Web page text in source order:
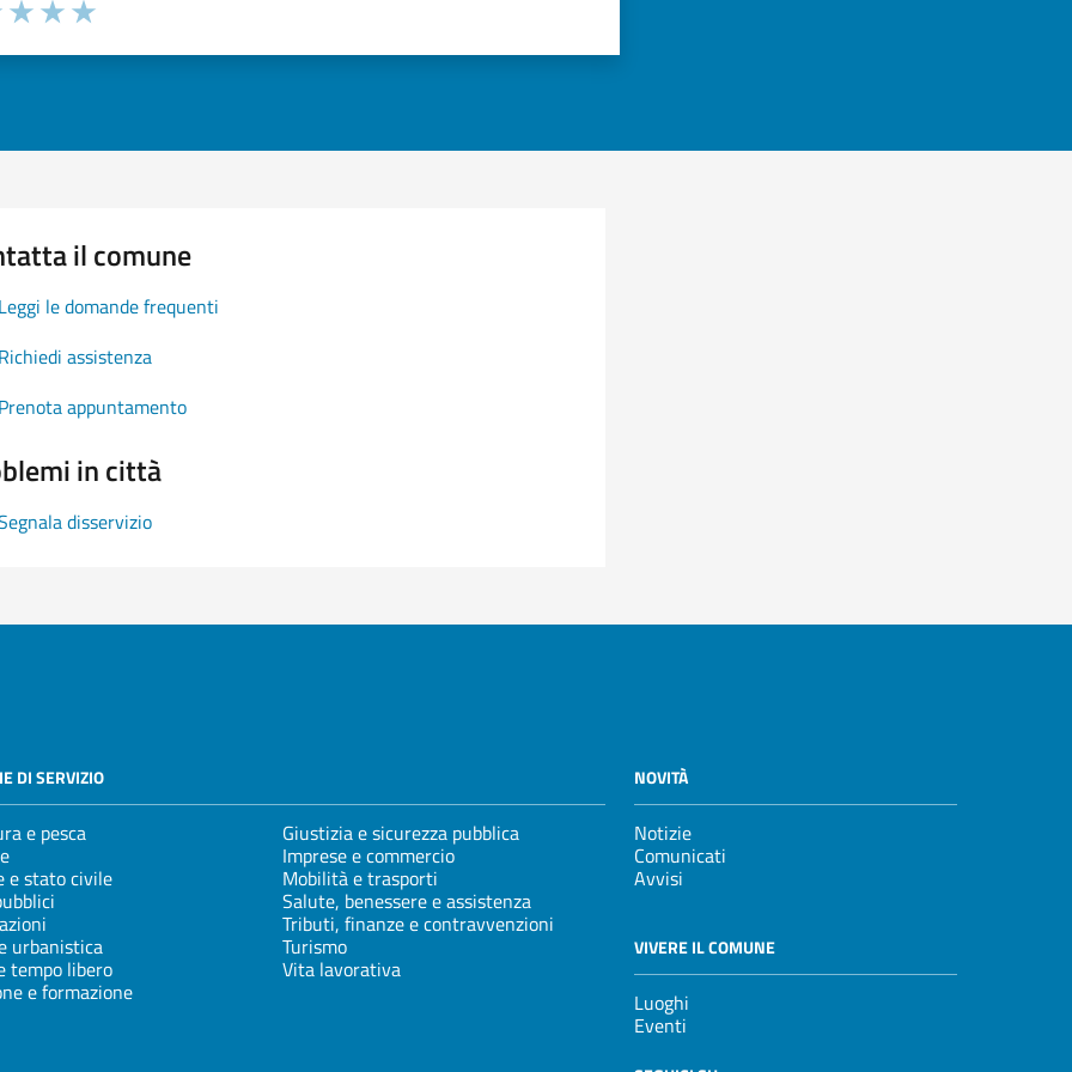
il comune
le domande frequenti
assistenza
appuntamento
in città
disservizio
DI SERVIZIO
e pesca
e stato civile
urbanistica
tempo libero
e formazione
Giustizia e sicurezza pubblica
Imprese e commercio
Mobilità e trasporti
Salute, benessere e assistenza
Tributi, finanze e contravvenzioni
Turismo
Vita lavorativa
NOVITÀ
Notizie
Comunicati
Avvisi
VIVERE IL COMUNE
Luoghi
Eventi